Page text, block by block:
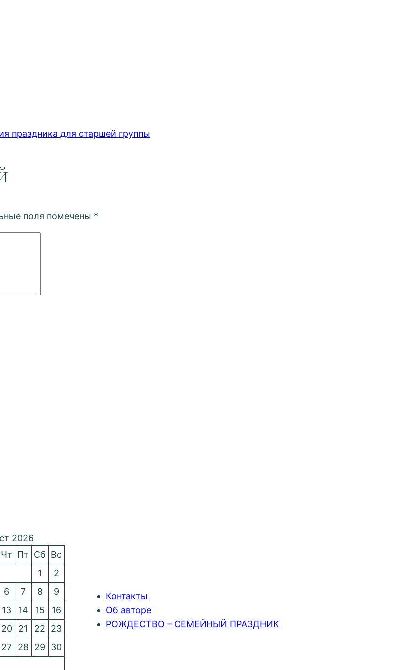
праздника для старшей группы
поля помечены *
2026
Чт Пт Сб Вс
1
2
6 7 8
9
13 14 15
16
20 21 22
23
27 28 29
30
Контакты
Об авторе
РОЖДЕСТВО – СЕМЕЙНЫЙ ПРАЗДНИК